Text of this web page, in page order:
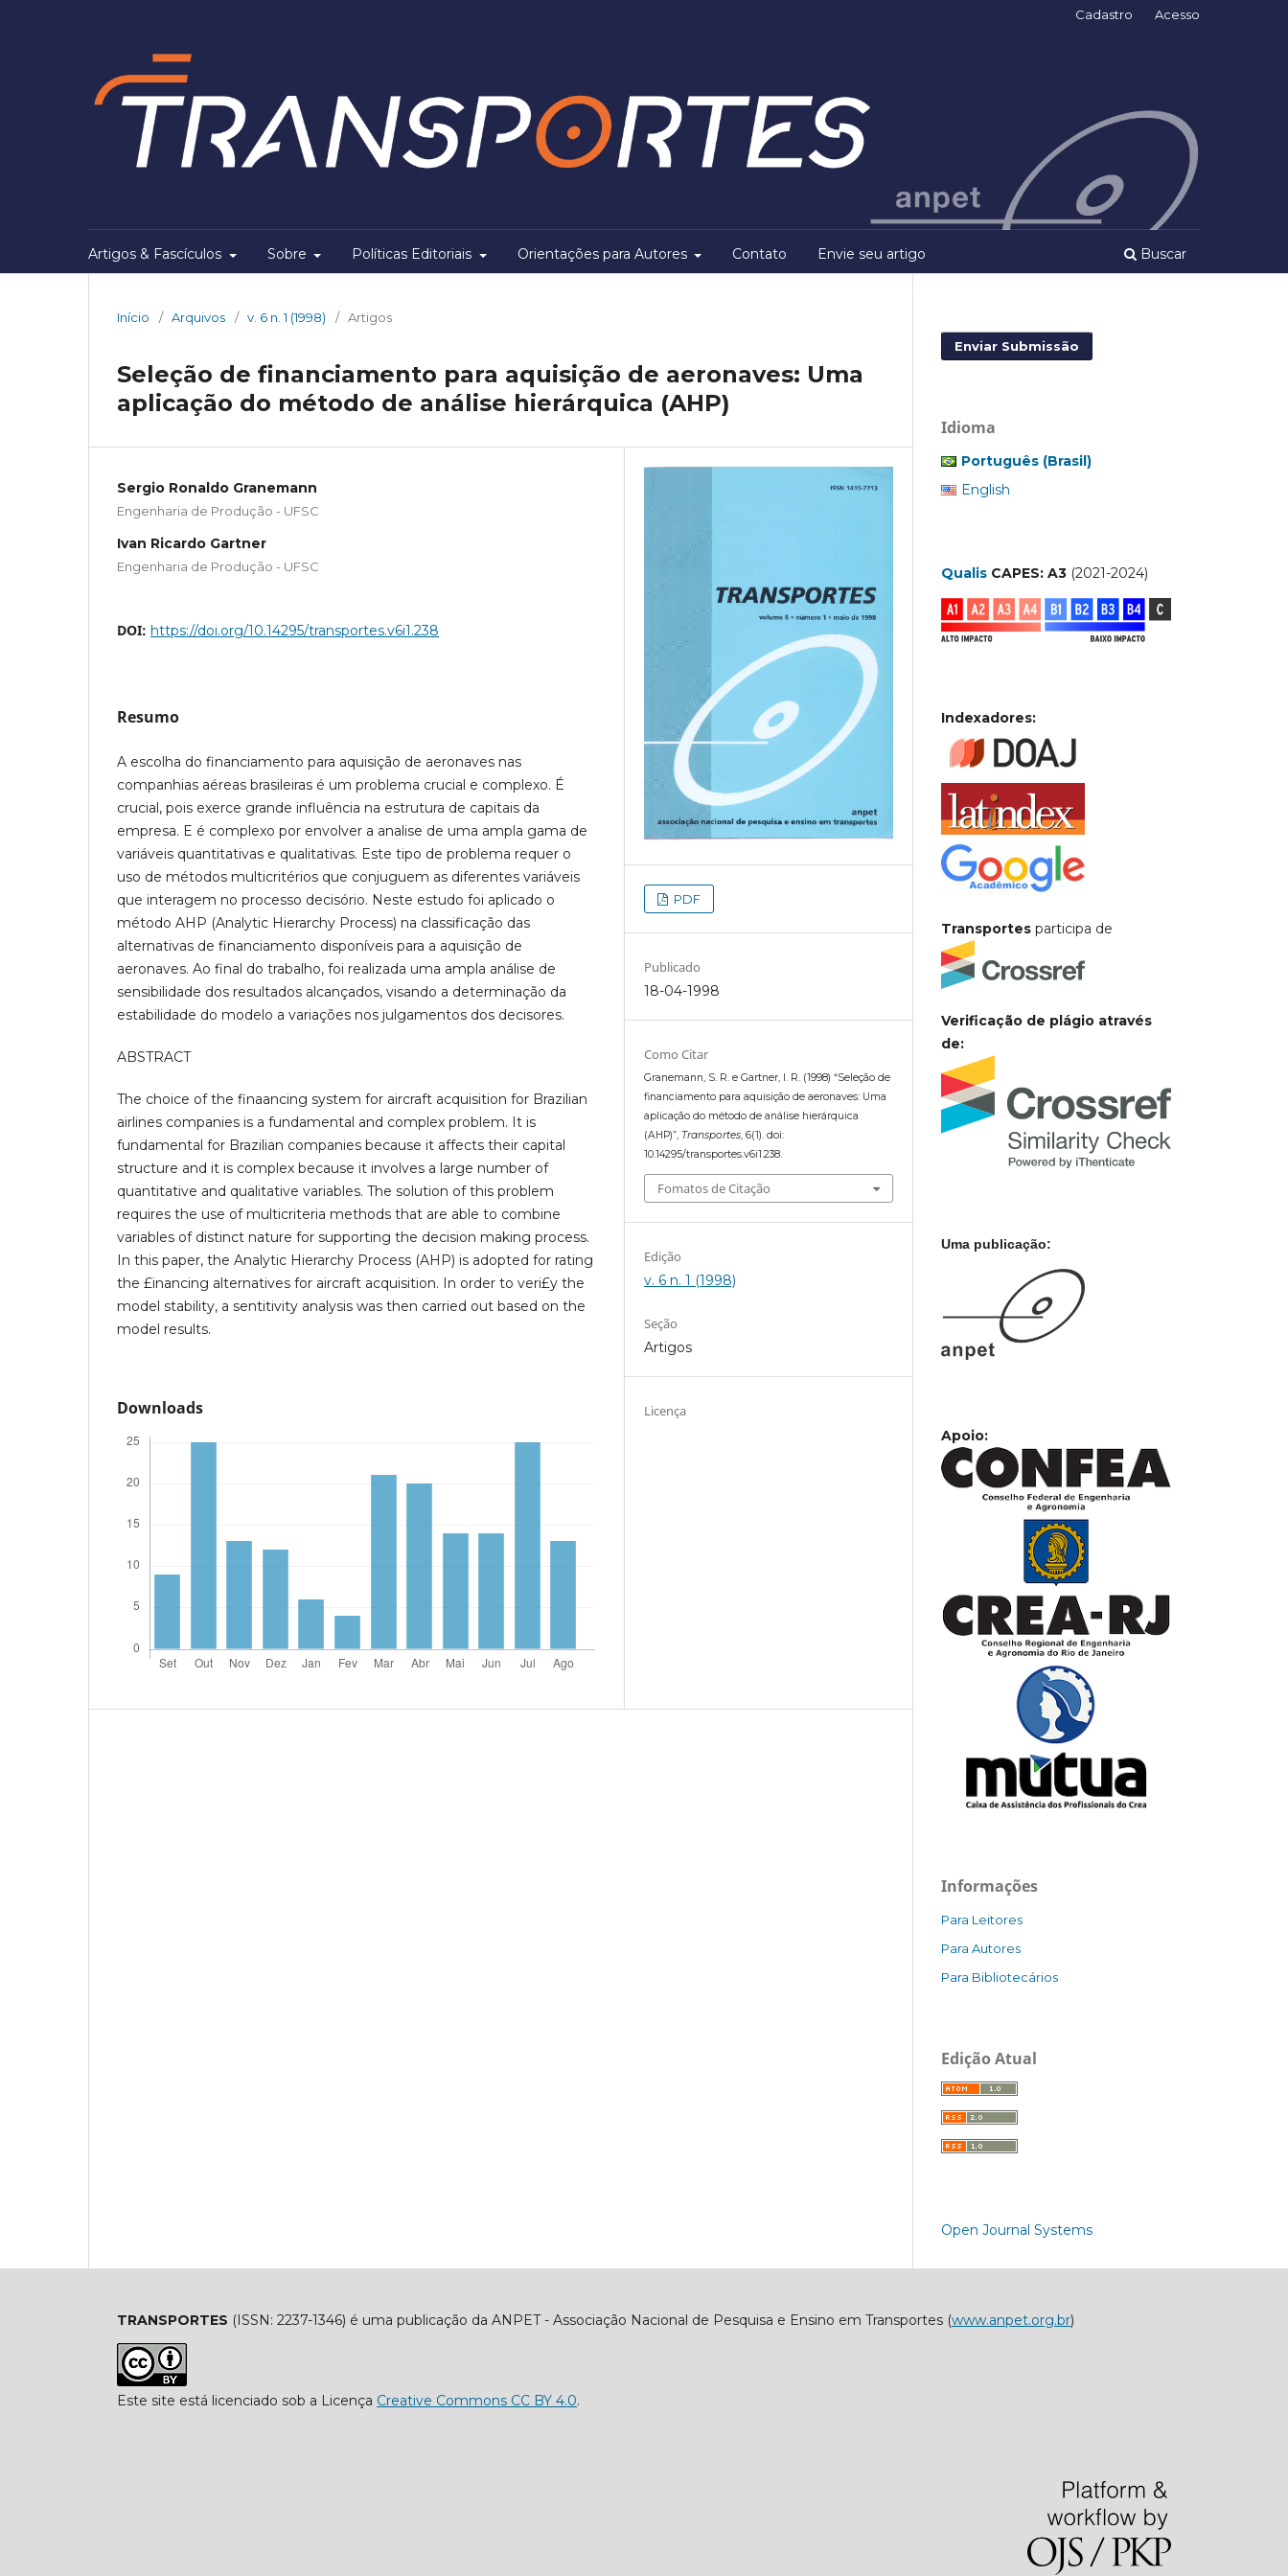
Artigos & Fascículos Sobre Políticas Editoriais Orientações para Autores Contato Envie seu artigo Buscar
Cadastro Acesso
Início / Arquivos / v. 6 n. 1 (1998) / Artigos
Seleção de financiamento para aquisição de aeronaves: Uma
aplicação do método de análise hierárquica (AHP)
Sergio Ronaldo Granemann
Engenharia de Produção - UFSC
Ivan Ricardo Gartner
Engenharia de Produção - UFSC
DOI: https://doi.org/10.14295/transportes.v6i1.238
Resumo
A escolha do financiamento para aquisição de aeronaves nas
companhias aéreas brasileiras é um problema crucial e complexo. É
crucial, pois exerce grande influência na estrutura de capitais da
empresa. E é complexo por envolver a analise de uma ampla gama de
variáveis quantitativas e qualitativas. Este tipo de problema requer o
uso de métodos multicritérios que conjuguem as diferentes variáveis
que interagem no processo decisório. Neste estudo foi aplicado o
método AHP (Analytic Hierarchy Process) na classificação das
alternativas de financiamento disponíveis para a aquisição de
aeronaves. Ao final do trabalho, foi realizada uma ampla análise de
sensibilidade dos resultados alcançados, visando a determinação da
estabilidade do modelo a variações nos julgamentos dos decisores.
ABSTRACT
The choice of the finaancing system for aircraft acquisition for Brazilian
airlines companies is a fundamental and complex problem. It is
fundamental for Brazilian companies because it affects their capital
structure and it is complex because it involves a large number of
quantitative and qualitative variables. The solution of this problem
requires the use of multicriteria methods that are able to combine
variables of distinct nature for supporting the decision making process.
In this paper, the Analytic Hierarchy Process (AHP) is adopted for rating
the £inancing alternatives for aircraft acquisition. In order to veri£y the
model stability, a sentitivity analysis was then carried out based on the
model results.
Downloads
PDF
Publicado
18-04-1998
Como Citar
Granemann, S. R. e Gartner, I. R. (1998) “Seleção de
financiamento para aquisição de aeronaves: Uma
aplicação do método de análise hierárquica
(AHP)”, Transportes, 6(1). doi:
10.14295/transportes.v6i1.238.
Fomatos de Citação
Edição
v. 6 n. 1 (1998)
Seção
Artigos
Licença
Enviar Submissão
Idioma
Português (Brasil)
English
Qualis CAPES: A3 (2021-2024)
Indexadores:
Transportes participa de
Verificação de plágio através
de:
Uma publicação:
Apoio:
Informações
Para Leitores
Para Autores
Para Bibliotecários
Edição Atual
Open Journal Systems
TRANSPORTES (ISSN: 2237-1346) é uma publicação da ANPET - Associação Nacional de Pesquisa e Ensino em Transportes (www.anpet.org.br)
Este site está licenciado sob a Licença Creative Commons CC BY 4.0.